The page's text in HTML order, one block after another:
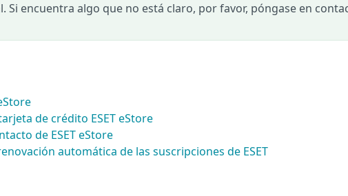
encuentra algo que no está claro, por favor, póngase en
de crédito ESET eStore
de ESET eStore
automática de las suscripciones de ESET